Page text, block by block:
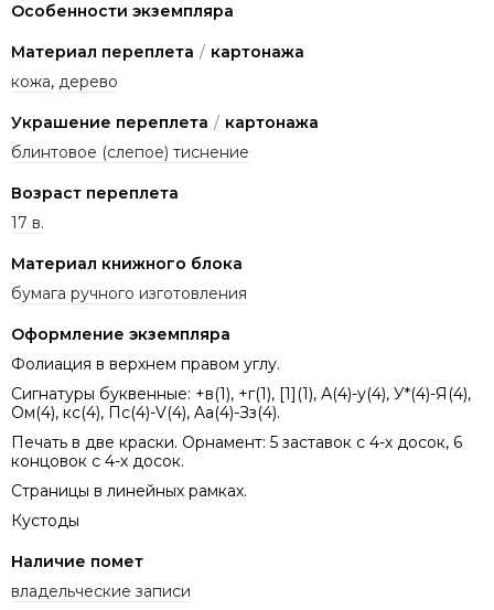
Особенности экземпляра
Материал переплета / картонажа
кожа, дерево
Украшение переплета / картонажа
блинтовое (слепое) тиснение
Возраст переплета
17 в.
Материал книжного блока
бумага ручного изготовления
Оформление экземпляра
Фолиация в верхнем правом углу.
Сигнатуры буквенные: +в(1), +г(1), [1](1), А(4)-у(4), У*(4)-Я(4),
Ом(4), кс(4), Пс(4)-V(4), Aa(4)-Зз(4).
Печать в две краски. Орнамент: 5 заставок с 4-х досок, 6
концовок с 4-х досок.
Страницы в линейных рамках.
Кустоды
Наличие помет
владельческие записи